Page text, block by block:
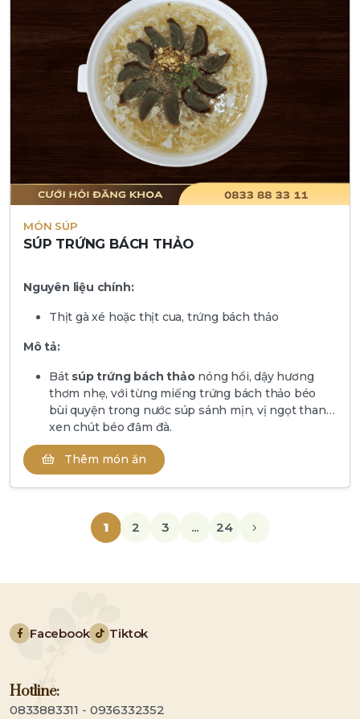
MÓN SÚP
SÚP TRỨNG BÁCH THẢO
Nguyên liệu chính:
Thịt gà xé hoặc thịt cua, trứng bách thảo
Mô tả:
Bát súp trứng bách thảonóng hổi, dậy hương
thơm nhẹ, với từng miếng trứng bách thảo béo
bùi quyện trong nước súp sánh mịn, vị ngọt thanh
xen chút béo đậm đà.
Thêm món ăn
1 2 3 ... 24
Facebook Tiktok
Hotline:
0833883311 - 0936332352